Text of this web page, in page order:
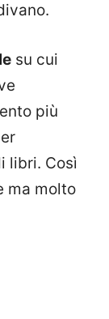
su cui
più
libri. Così
ma molto